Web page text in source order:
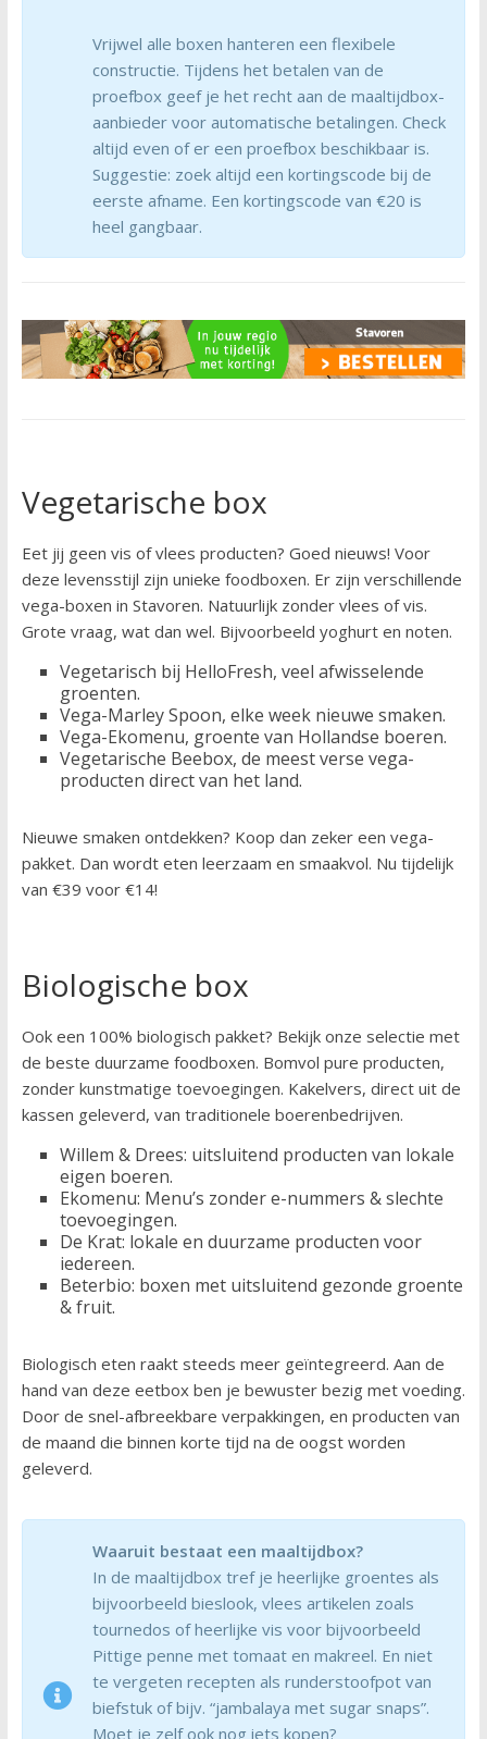
Vrijwel alle boxen hanteren een flexibele
constructie. Tijdens het betalen van de
proefbox geef je het recht aan de maaltijdbox-
aanbieder voor automatische betalingen. Check
altijd even of er een proefbox beschikbaar is.
Suggestie: zoek altijd een kortingscode bij de
eerste afname. Een kortingscode van €20 is
heel gangbaar.
Vegetarische box
Eet jij geen vis of vlees producten? Goed nieuws! Voor
deze levensstijl zijn unieke foodboxen. Er zijn verschillende
vega-boxen in Stavoren. Natuurlijk zonder vlees of vis.
Grote vraag, wat dan wel. Bijvoorbeeld yoghurt en noten.
Vegetarisch bij HelloFresh, veel afwisselende
groenten.
Vega-Marley Spoon, elke week nieuwe smaken.
Vega-Ekomenu, groente van Hollandse boeren.
Vegetarische Beebox, de meest verse vega-
producten direct van het land.
Nieuwe smaken ontdekken? Koop dan zeker een vega-
pakket. Dan wordt eten leerzaam en smaakvol. Nu tijdelijk
van €39 voor €14!
Biologische box
Ook een 100% biologisch pakket? Bekijk onze selectie met
de beste duurzame foodboxen. Bomvol pure producten,
zonder kunstmatige toevoegingen. Kakelvers, direct uit de
kassen geleverd, van traditionele boerenbedrijven.
Willem & Drees: uitsluitend producten van lokale
eigen boeren.
Ekomenu: Menu’s zonder e-nummers & slechte
toevoegingen.
De Krat: lokale en duurzame producten voor
iedereen.
Beterbio: boxen met uitsluitend gezonde groente
& fruit.
Biologisch eten raakt steeds meer geïntegreerd. Aan de
hand van deze eetbox ben je bewuster bezig met voeding.
Door de snel-afbreekbare verpakkingen, en producten van
de maand die binnen korte tijd na de oogst worden
geleverd.
Waaruit bestaat een maaltijdbox?
In de maaltijdbox tref je heerlijke groentes als
bijvoorbeeld bieslook, vlees artikelen zoals
tournedos of heerlijke vis voor bijvoorbeeld
Pittige penne met tomaat en makreel. En niet
te vergeten recepten als runderstoofpot van
biefstuk of bijv. “jambalaya met sugar snaps”.
Moet je zelf ook nog iets kopen?